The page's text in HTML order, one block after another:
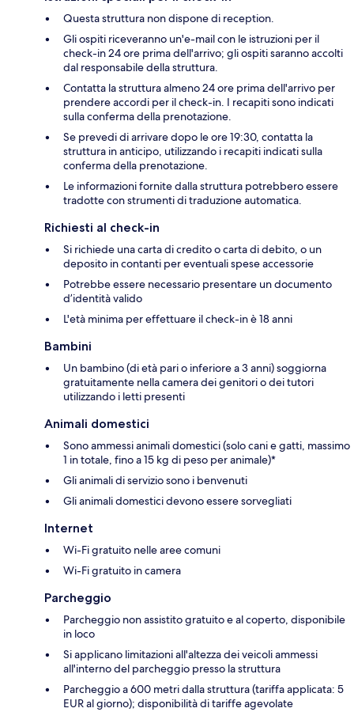
Questa struttura non dispone di reception.
Gli ospiti riceveranno un'e-mail con le istruzioni per il
check-in 24 ore prima dell'arrivo; gli ospiti saranno accolti
dal responsabile della struttura.
Contatta la struttura almeno 24 ore prima dell'arrivo per
prendere accordi per il check-in. I recapiti sono indicati
sulla conferma della prenotazione.
Se prevedi di arrivare dopo le ore 19:30, contatta la
struttura in anticipo, utilizzando i recapiti indicati sulla
conferma della prenotazione.
Le informazioni fornite dalla struttura potrebbero essere
tradotte con strumenti di traduzione automatica.
Richiesti al check-in
Si richiede una carta di credito o carta di debito, o un
deposito in contanti per eventuali spese accessorie
Potrebbe essere necessario presentare un documento
d’identità valido
L'età minima per effettuare il check-in è 18 anni
Bambini
Un bambino (di età pari o inferiore a 3 anni) soggiorna
gratuitamente nella camera dei genitori o dei tutori
utilizzando i letti presenti
Animali domestici
Sono ammessi animali domestici (solo cani e gatti, massimo
1 in totale, fino a 15 kg di peso per animale)*
Gli animali di servizio sono i benvenuti
Gli animali domestici devono essere sorvegliati
Internet
Wi-Fi gratuito nelle aree comuni
Wi-Fi gratuito in camera
Parcheggio
Parcheggio non assistito gratuito e al coperto, disponibile
in loco
Si applicano limitazioni all'altezza dei veicoli ammessi
all'interno del parcheggio presso la struttura
Parcheggio a 600 metri dalla struttura (tariffa applicata: 5
EUR al giorno); disponibilità di tariffe agevolate